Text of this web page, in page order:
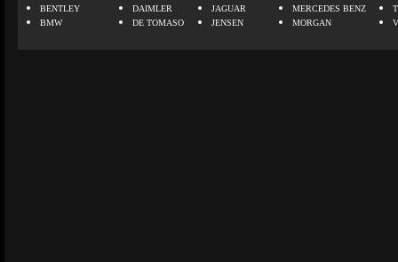
BENTLEY
BMW
DAIMLER
DE TOMASO
JAGUAR
JENSEN
MERCEDES BENZ
MORGAN